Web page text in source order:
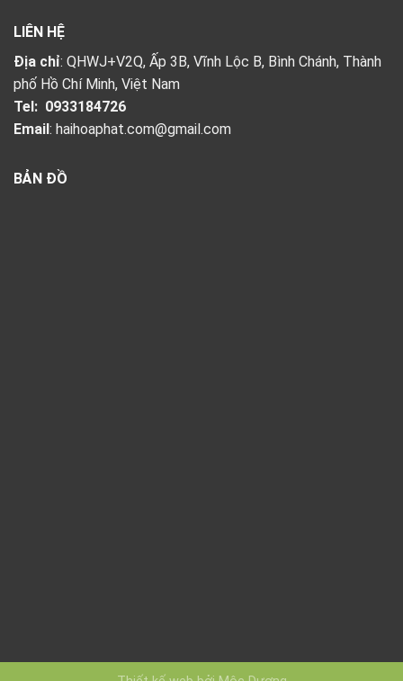
LIÊN HỆ
Địa chỉ: QHWJ+V2Q, Ấp 3B, Vĩnh Lộc B, Bình Chánh, Thành
phố Hồ Chí Minh, Việt Nam
Tel: 0933184726
Email: haihoaphat.com@gmail.com
BẢN ĐỒ